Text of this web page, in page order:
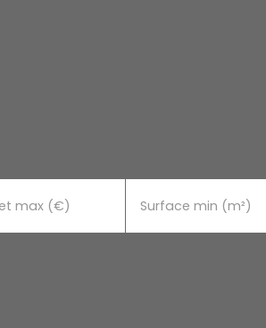
max (€) Surface min (m²)